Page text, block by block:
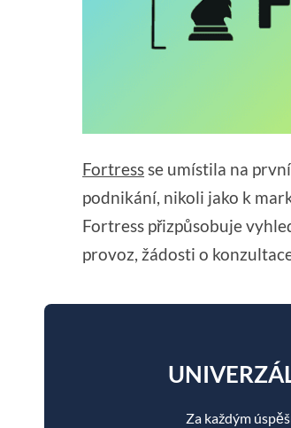
Fortressse umístila na
podnikání, nikoli jako k
Fortress přizpůsobuje
provoz, žádosti o
Za každým